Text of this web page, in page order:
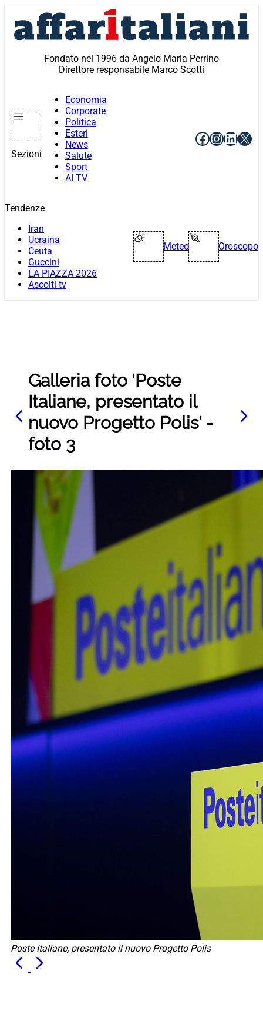
contenuto
Fondato nel 1996 da Angelo Maria Perrino
Direttore responsabile Marco Scotti
Sezioni
Economia
Corporate
Politica
Esteri
News
Salute
Sport
AI TV
Facebook
X
Tendenze
Iran
Ucraina
Ceuta
Guccini
LA PIAZZA 2026
Ascolti tv
Meteo Oroscopo
Galleria foto 'Poste
Italiane, presentato il
nuovo Progetto Polis' -
foto 3
Poste Italiane, presentato il nuovo Progetto Polis